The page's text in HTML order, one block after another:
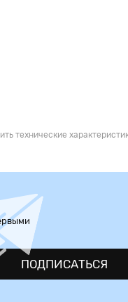
технические
ПОДПИСАТЬСЯ